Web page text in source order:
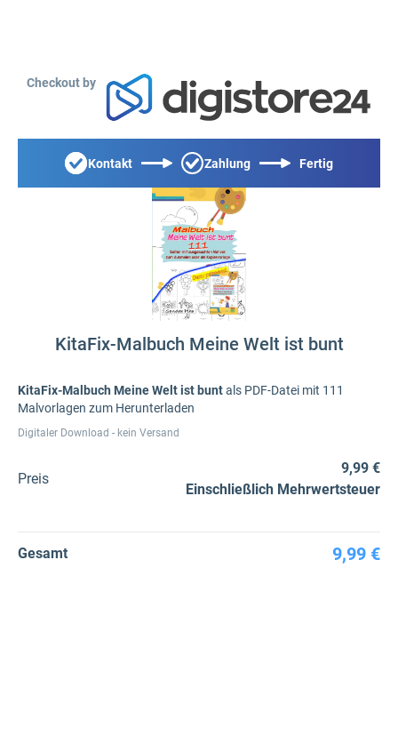
Checkout by
Kontakt Zahlung Fertig
KitaFix-Malbuch Meine Welt ist bunt
KitaFix-Malbuch Meine Welt ist buntals PDF-Datei mit 111
Malvorlagen zum Herunterladen
Digitaler Download - kein Versand
Preis
9,99 €
Einschließlich Mehrwertsteuer
Gesamt 9,99 €